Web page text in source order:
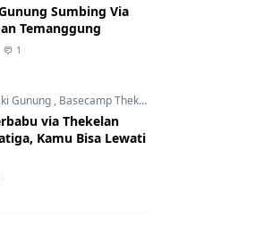
Sumbing Via
Temanggung
1
Gunung , Basecamp Thekelan
via Thekelan
Kamu Bisa Lewati